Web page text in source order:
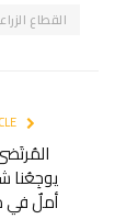
القطاع
يوجِعُنا
أملٌ في